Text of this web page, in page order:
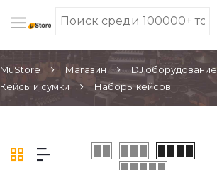
MuStore Магазин
DJ оборудование
Кейсы и сумки
Наборы кейсов